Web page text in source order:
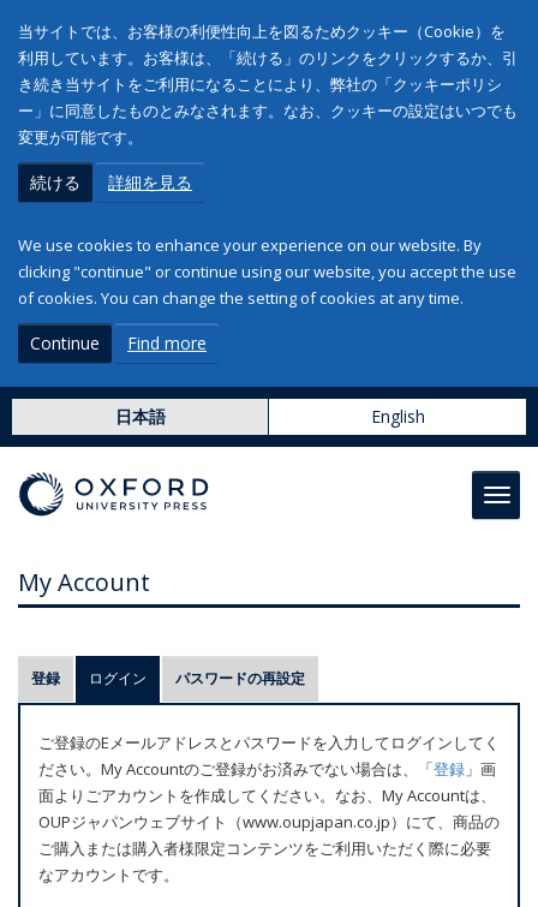
当サイトでは、お客様の利便性向上を図るためクッキー（Cookie）を
利用しています。お客様は、「続ける」のリンクをクリックするか、引
き続き当サイトをご利用になることにより、弊社の「クッキーポリシ
ー」に同意したものとみなされます。なお、クッキーの設定はいつでも
変更が可能です。
続ける 詳細を見る
We use cookies to enhance your experience on our website. By
clicking "continue" or continue using our website, you accept the use
of cookies. You can change the setting of cookies at any time.
Continue Find more
日本語 English
My Account
プ
ラ
マ
リ
ー
タ
ブ
登録 ログイン (アクティブなタブ)
パスワードの再設定
ご登録のEメールアドレスとパスワードを入力してログインしてく
ださい。My Accountのご登録がお済みでない場合は、「登録 」画
面よりごアカウントを作成してください。なお、My Accountは、
OUPジャパンウェブサイト（www.oupjapan.co.jp）にて、商品の
ご購入または購入者様限定コンテンツをご利用いただく際に必要
なアカウントです。